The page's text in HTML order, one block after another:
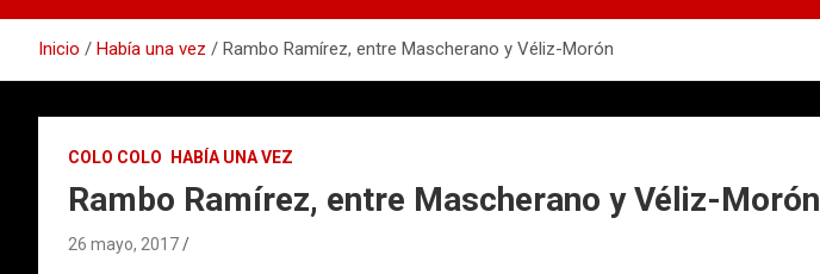
Inicio Había una vez Rambo Ramírez, entre Mascherano y Véliz-Morón
COLO COLO HABÍA UNA VEZ
Rambo Ramírez, entre Mascherano y Véliz-Morón
26 mayo, 2017